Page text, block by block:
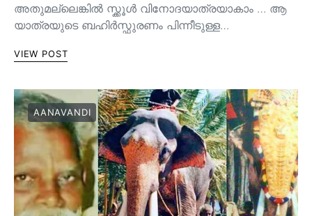
അതുമല്ലെങ്കിൽ സ്ക്കൂൾ വിനോദയാത്രയാകാം … ആ
യാത്രയുടെ ബഹിർസ്ഫുരണം പിന്നീടുള്ള…
VIEW POST
AANAVANDI